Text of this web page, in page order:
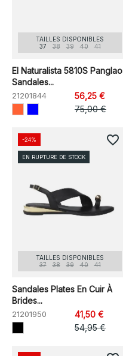
TAILLES DISPONIBLES
37
38 39 40 41
El Naturalista 5810S Panglao
Sandales...
21201844
56,25 €
75,00 €
TAILLES DISPONIBLES
37
38 39 40 41
Sandales Plates En Cuir À
Brides...
21201950
41,50 €
54,95 €
-24%
EN RUPTURE DE STOCK
favorite_border